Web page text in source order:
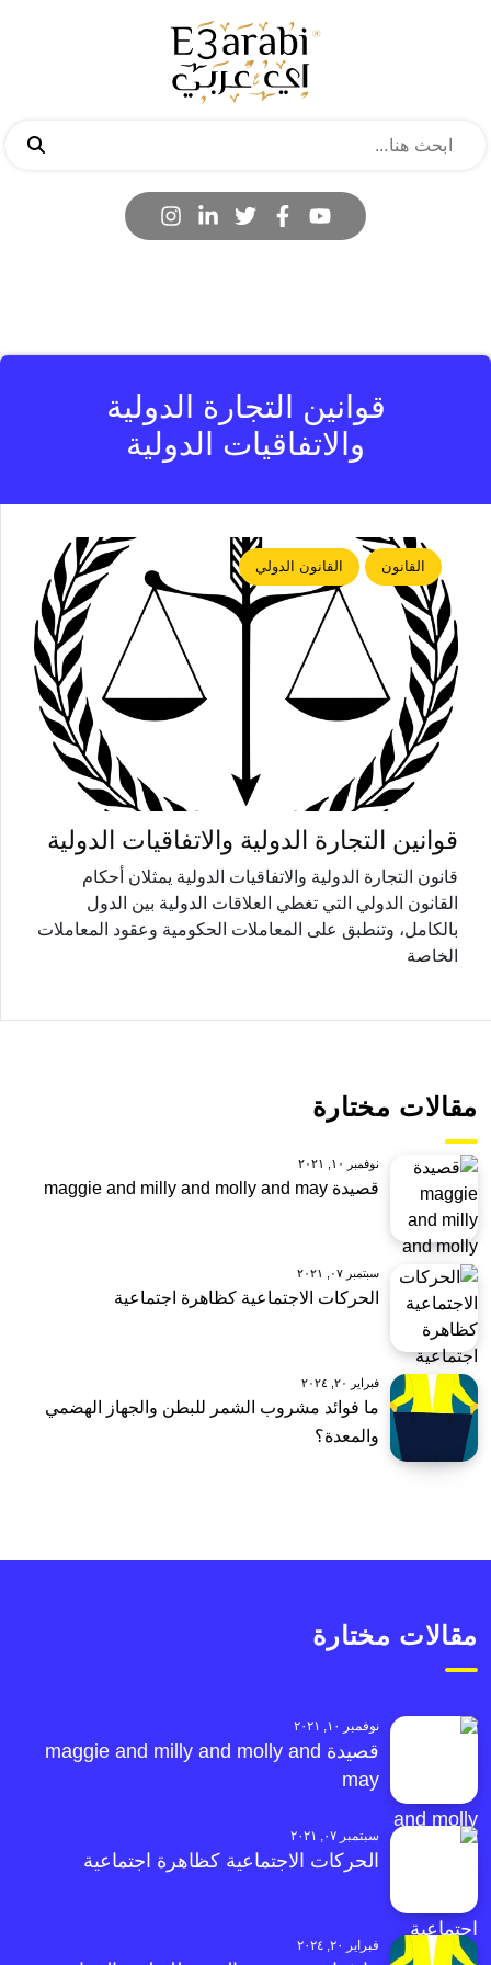
قوانين التجارة الدولية
والاتفاقيات الدولية
القانون القانون الدولي
قوانين التجارة الدولية والاتفاقيات الدولية
قانون التجارة الدولية والاتفاقيات الدولية يمثلان أحكام
القانون الدولي التي تغطي العلاقات الدولية بين الدول
بالكامل، وتنطبق على المعاملات الحكومية وعقود المعاملات
الخاصة
مقالات مختارة
نوفمبر ١٠, ٢٠٢١
قصيدة maggie and milly and molly and may
سبتمبر ٠٧, ٢٠٢١
الحركات الاجتماعية كظاهرة اجتماعية
فبراير ٢٠, ٢٠٢٤
ما فوائد مشروب الشمر للبطن والجهاز الهضمي
والمعدة؟
مقالات مختارة
نوفمبر ١٠, ٢٠٢١
قصيدة maggie and milly and molly and
may
سبتمبر ٠٧, ٢٠٢١
الحركات الاجتماعية كظاهرة اجتماعية
فبراير ٢٠, ٢٠٢٤